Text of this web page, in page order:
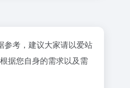
参考，建议大家请以爱站
据您自身的需求以及需